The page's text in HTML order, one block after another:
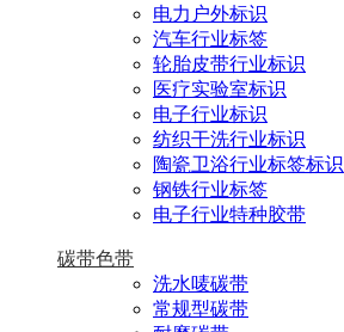
电力户外标识
汽车行业标签
轮胎皮带行业标识
医疗实验室标识
电子行业标识
纺织干洗行业标识
陶瓷卫浴行业标签标识
钢铁行业标签
电子行业特种胶带
碳带色带
洗水唛碳带
常规型碳带